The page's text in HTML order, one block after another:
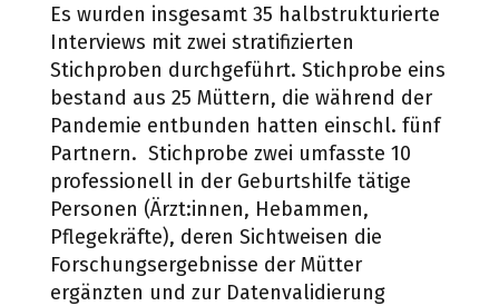
Es wurden insgesamt 35 halbstrukturierte
Interviews mit zwei stratifizierten
Stichproben durchgeführt. Stichprobe eins
bestand aus 25 Müttern, die während der
Pandemie entbunden hatten einschl. fünf
Partnern. Stichprobe zwei umfasste 10
professionell in der Geburtshilfe tätige
Personen (Ärzt:innen, Hebammen,
Pflegekräfte), deren Sichtweisen die
Forschungsergebnisse der Mütter
ergänzten und zur Datenvalidierung